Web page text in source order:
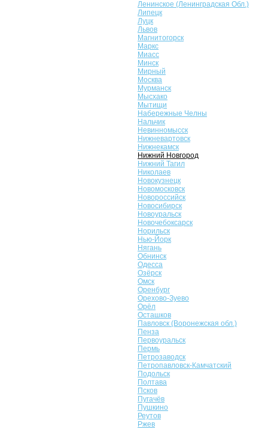
Ленинское (Ленинградская Обл.)
Липецк
Луцк
Львов
Магнитогорск
Маркс
Миасс
Минск
Мирный
Москва
Мурманск
Мысхако
Мытищи
Набережные Челны
Нальчик
Невинномысск
Нижневартовск
Нижнекамск
Нижний Новгород
Нижний Тагил
Николаев
Новокузнецк
Новомосковск
Новороссийск
Новосибирск
Новоуральск
Новочебоксарск
Норильск
Нью-Йорк
Нягань
Обнинск
Одесса
Озёрск
Омск
Оренбург
Орехово-Зуево
Орёл
Осташков
Павловск (Воронежская обл.)
Пенза
Первоуральск
Пермь
Петрозаводск
Петропавловск-Камчатский
Подольск
Полтава
Псков
Пугачёв
Пушкино
Реутов
Ржев